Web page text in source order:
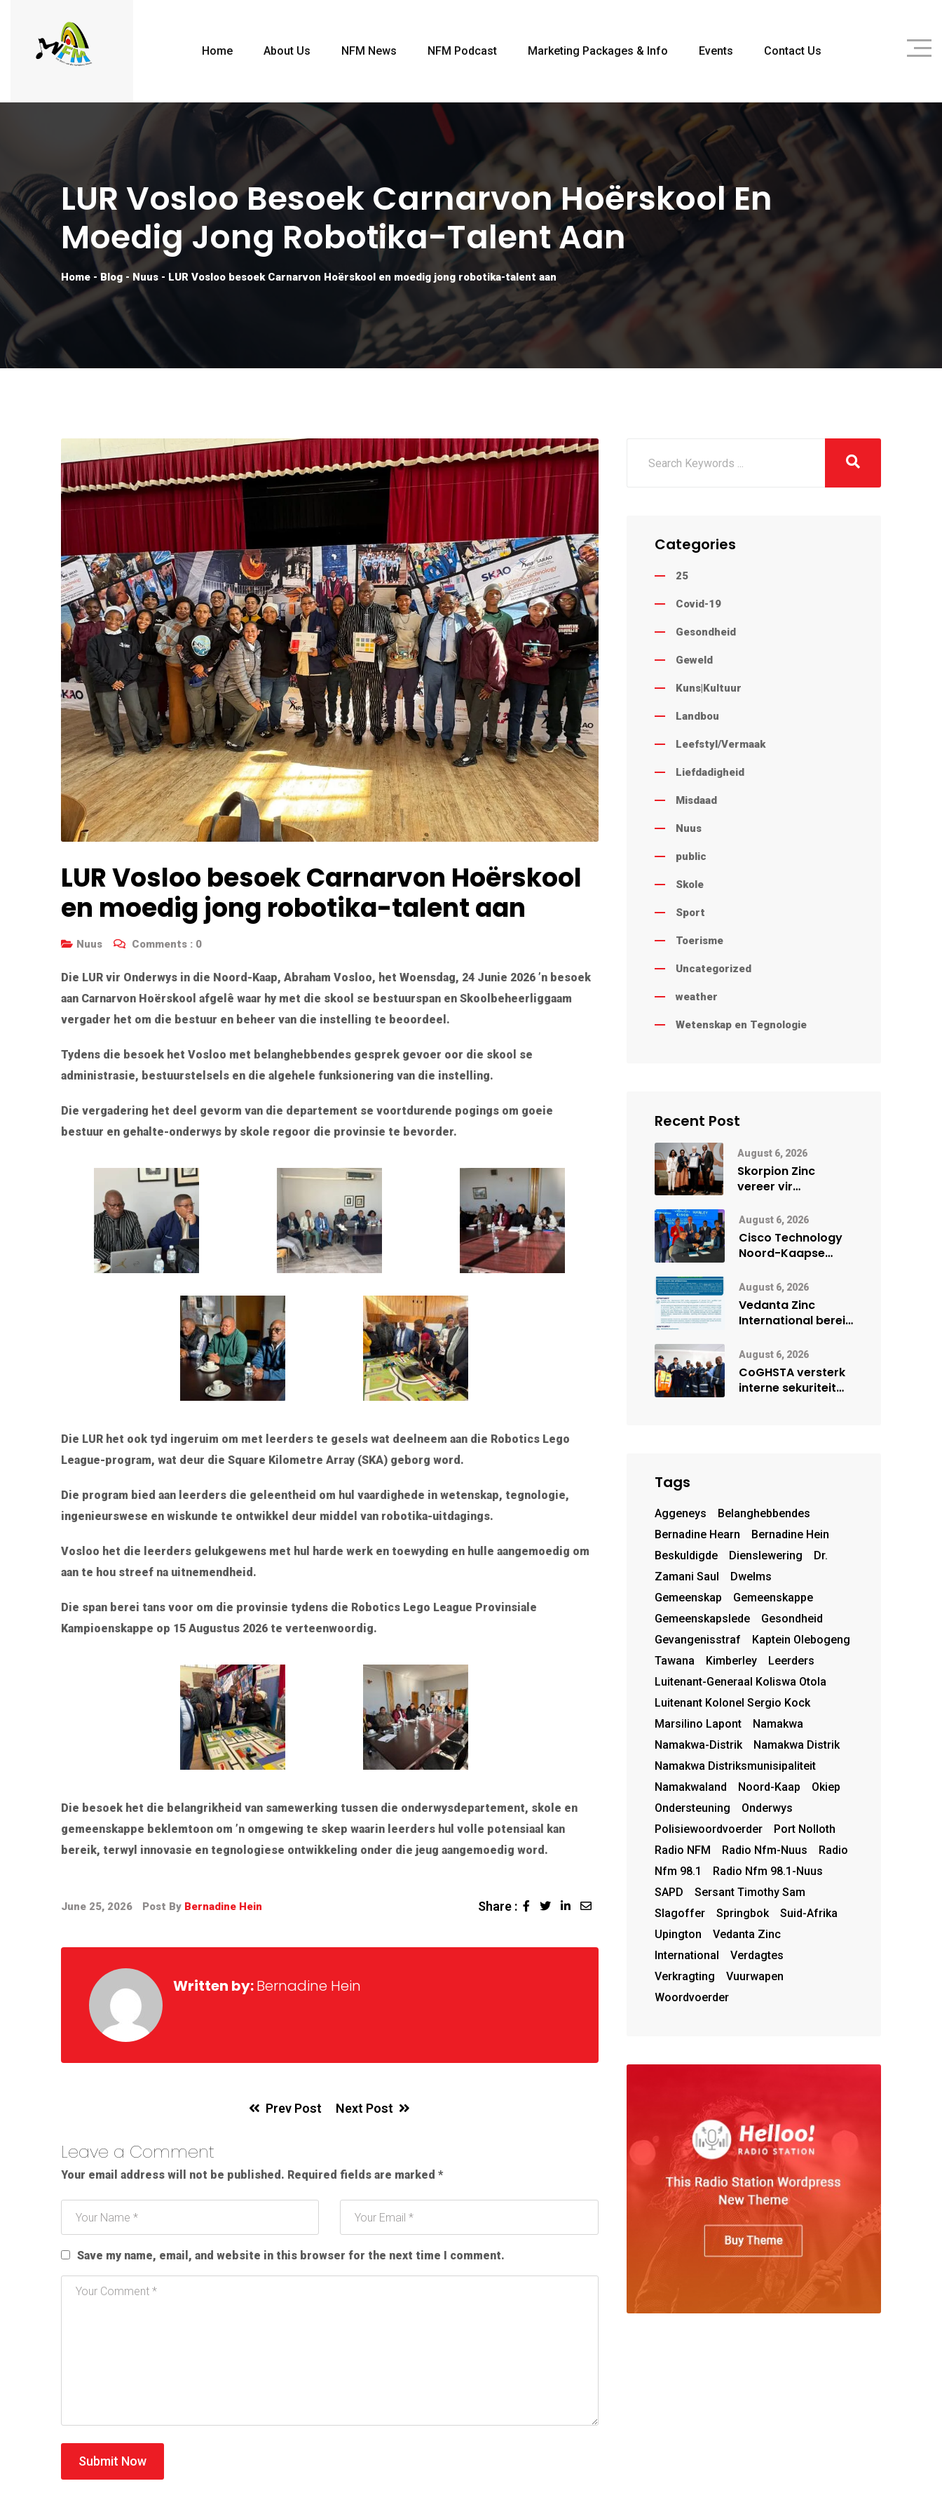
Home About Us NFM News NFM Podcast Marketing Packages & Info Events Contact Us
LUR Vosloo Besoek Carnarvon Hoërskool En
Moedig Jong Robotika-Talent Aan
Home -Blog - Nuus - LUR Vosloo besoek Carnarvon Hoërskool en moedig jong robotika-talent aan
LUR Vosloo besoek Carnarvon Hoërskool
en moedig jong robotika-talent aan
Nuus Comments : 0
Die LUR vir Onderwys in die Noord-Kaap, Abraham Vosloo, het Woensdag, 24 Junie 2026 ’n besoek
aan Carnarvon Hoërskool afgelê waar hy met die skool se bestuurspan en Skoolbeheerliggaam
vergader het om die bestuur en beheer van die instelling te beoordeel.
Tydens die besoek het Vosloo met belanghebbendes gesprek gevoer oor die skool se
administrasie, bestuurstelsels en die algehele funksionering van die instelling.
Die vergadering het deel gevorm van die departement se voortdurende pogings om goeie
bestuur en gehalte-onderwys by skole regoor die provinsie te bevorder.
Die LUR het ook tyd ingeruim om met leerders te gesels wat deelneem aan die Robotics Lego
League-program, wat deur die Square Kilometre Array (SKA) geborg word.
Die program bied aan leerders die geleentheid om hul vaardighede in wetenskap, tegnologie,
ingenieurswese en wiskunde te ontwikkel deur middel van robotika-uitdagings.
Vosloo het die leerders gelukgewens met hul harde werk en toewyding en hulle aangemoedig om
aan te hou streef na uitnemendheid.
Die span berei tans voor om die provinsie tydens die Robotics Lego League Provinsiale
Kampioenskappe op 15 Augustus 2026 te verteenwoordig.
Die besoek het die belangrikheid van samewerking tussen die onderwysdepartement, skole en
gemeenskappe beklemtoon om ’n omgewing te skep waarin leerders hul volle potensiaal kan
bereik, terwyl innovasie en tegnologiese ontwikkeling onder die jeug aangemoedig word.
June 25, 2026 Post By Bernadine Hein Share :
Written by:Bernadine Hein
Prev Post Next Post
Leave a Comment
Your email address will not be published. Required fields are marked *
Save my name, email, and website in this browser for the next time I comment.
Submit Now
Categories
25
Covid-19
Gesondheid
Geweld
Kuns|Kultuur
Landbou
Leefstyl/Vermaak
Liefdadigheid
Misdaad
Nuus
public
Skole
Sport
Toerisme
Uncategorized
weather
Wetenskap en Tegnologie
Recent Post
August 6, 2026
Skorpion Zinc
vereer vir
veiligheidsprestasie
by Namibië Mynbou
Ekspo
August 6, 2026
Cisco Technology
Noord-Kaapse
digitale toekoms
deur Cisco-
vennootskap
August 6, 2026
Vedanta Zinc
International berei
vir moontlike
herbegin
August 6, 2026
CoGHSTA versterk
interne sekuriteit
Tags
Aggeneys
Belanghebbendes
Bernadine Hearn
Bernadine Hein
Beskuldigde
Dienslewering
Dr.
Zamani Saul
Dwelms
Gemeenskap
Gemeenskappe
Gemeenskapslede
Gesondheid
Gevangenisstraf
Kaptein Olebogeng
Tawana
Kimberley
Leerders
Luitenant-Generaal Koliswa Otola
Luitenant Kolonel Sergio Kock
Marsilino Lapont
Namakwa
Namakwa-Distrik
Namakwa Distrik
Namakwa Distriksmunisipaliteit
Namakwaland
Noord-Kaap
Okiep
Ondersteuning
Onderwys
Polisiewoordvoerder
Port Nolloth
Radio NFM
Radio Nfm-Nuus
Radio
Nfm 98.1
Radio Nfm 98.1-Nuus
SAPD
Sersant Timothy Sam
Slagoffer
Springbok
Suid-Afrika
Upington
Vedanta Zinc
International
Verdagtes
Verkragting
Vuurwapen
Woordvoerder